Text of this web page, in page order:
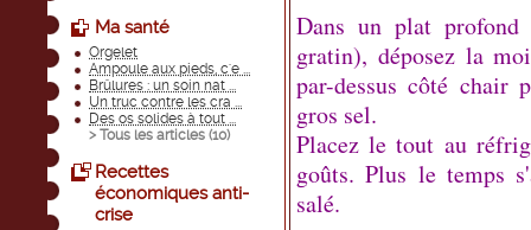
Ma santé
Orgelet
Ampoule aux pieds, c'e ...
Brûlures : un soin nat ...
Un truc contre les cra ...
Des os solides à tout ...
> Tous les articles (10)
Recettes
économiques anti-
crise
Dans un plat
gratin), déposez la
par-dessus côté chair
gros sel.
Placez le tout au
goûts. Plus le temps
salé.